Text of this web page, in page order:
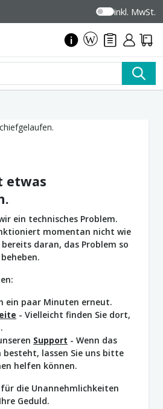
inkl. MwSt.
etwas
ein technisches Problem.
momentan nicht wie
daran, das Problem so
ein paar Minuten erneut.
- Vielleicht finden Sie dort,
Support - Wenn das
besteht, lassen Sie uns bitte
helfen können.
die Unannehmlichkeiten
Geduld.